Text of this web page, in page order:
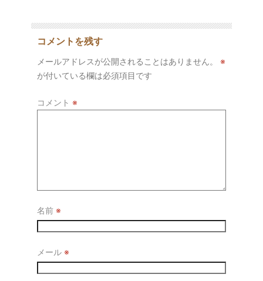
コメントを残す
メールアドレスが公開されることはありません。
※
が付いている欄は必須項目です
コメント ※
名前 ※
メール ※